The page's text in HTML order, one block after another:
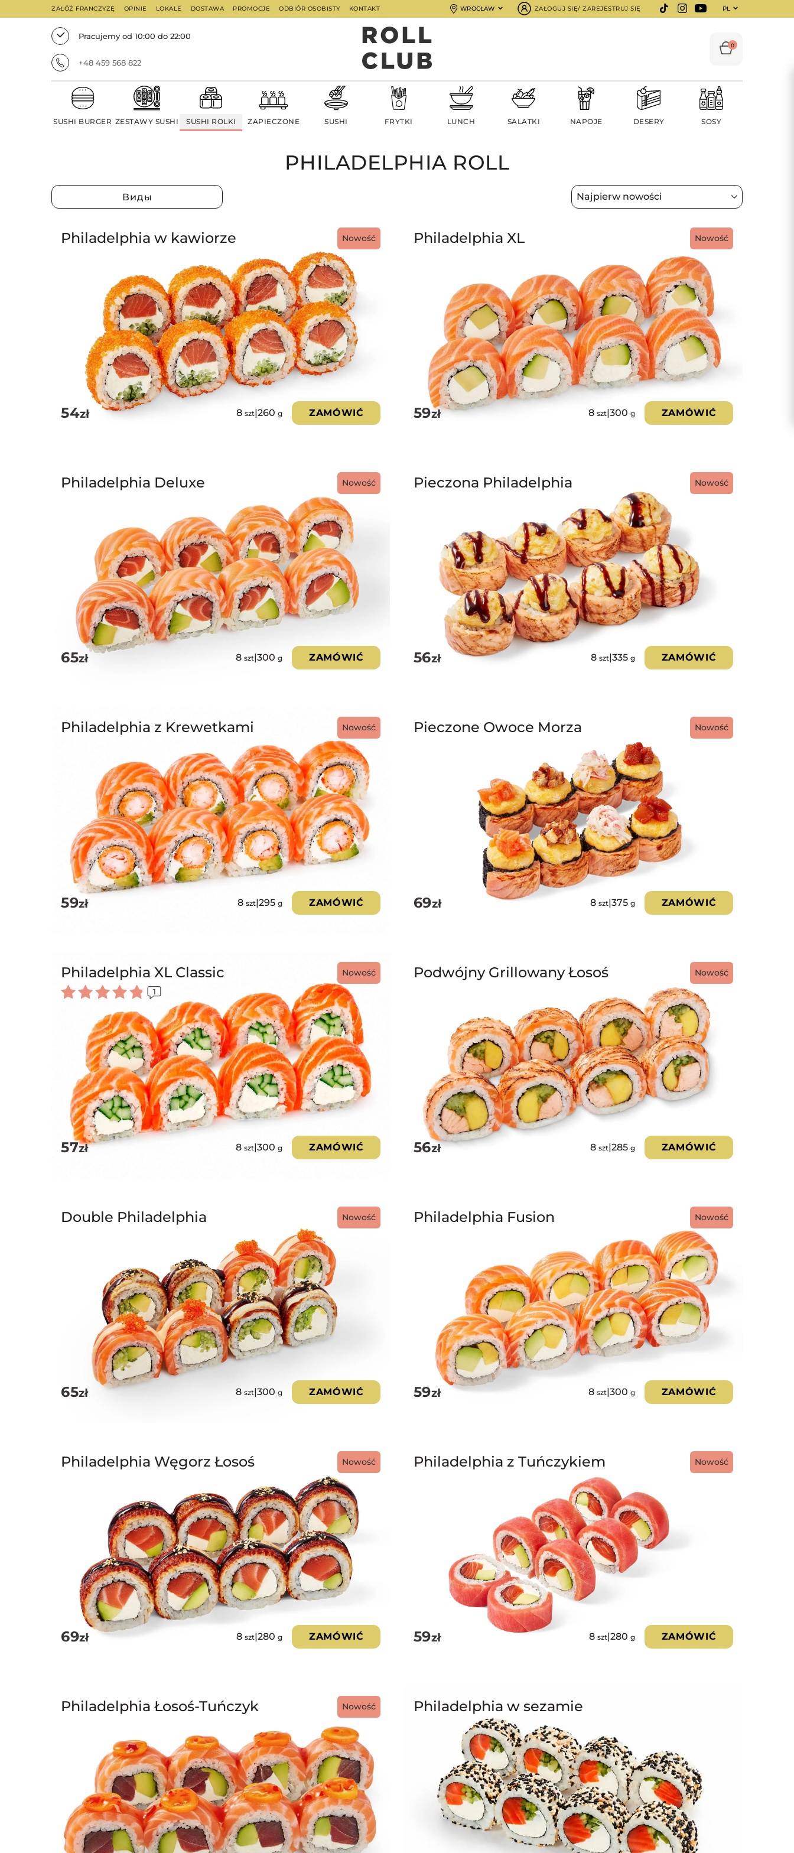
ZAŁÓŻ FRANCZYZĘ OPINIE LOKALE DOSTAWA PROMOCJE ODBIÓR OSOBISTY KONTAKT WROCŁAW ZAŁOGUJ SIĘ/ ZAREJESTRUJ SIĘ PL
Pracujemy od 10:00 do 22:00
+48 459 568 822
0
SUSHI BURGER ZESTAWY SUSHI SUSHI ROLKI ZAPIECZONE SUSHI FRYTKI LUNCH SALATKI NAPOJE DESERY SOSY
PHILADELPHIA ROLL
Виды
Nowość
Philadelphia w kawiorze
54zł 8szt|260g ZAMÓWIĆ
Nowość
Philadelphia XL
59zł 8 szt|300 g ZAMÓWIĆ
Nowość
Philadelphia Deluxe
65zł 8szt|300g ZAMÓWIĆ
Nowość
Pieczona Philadelphia
56zł 8 szt|335 g ZAMÓWIĆ
Nowość
Philadelphia z Krewetkami
59zł 8szt|295g ZAMÓWIĆ
Nowość
Pieczone Owoce Morza
69zł 8 szt|375 g ZAMÓWIĆ
Nowość
Philadelphia XL Classic
Oceniono
5.00
na 5
1
57zł 8szt|300g ZAMÓWIĆ
Nowość
Podwójny Grillowany Łosoś
56zł 8 szt|285 g ZAMÓWIĆ
Nowość
Double Philadelphia
65zł 8szt|300g ZAMÓWIĆ
Nowość
Philadelphia Fusion
59zł 8 szt|300 g ZAMÓWIĆ
Nowość
Philadelphia Węgorz Łosoś
69zł 8szt|280g ZAMÓWIĆ
Nowość
Philadelphia z Tuńczykiem
59zł 8 szt|280 g ZAMÓWIĆ
Nowość
Philadelphia Łosoś-Tuńczyk Philadelphia w sezamie